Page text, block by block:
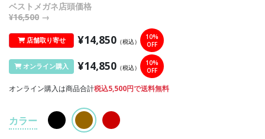
ベストメガネ店頭価格
¥16,500 →
店舗取り寄せ ¥14,850 （税込）
10%
OFF
オンライン購入 ¥14,850 （税込）
10%
OFF
オンライン購入は商品合計税込5,500円で送料無料
カラー